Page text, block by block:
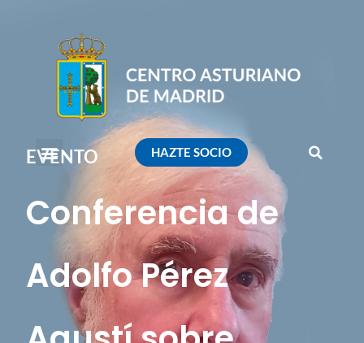
HAZTE SOCIO
EVENTO
Conferencia de
Adolfo Pérez